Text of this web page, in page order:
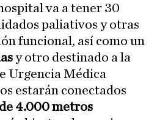
va a tener 30
paliativos y otras
funcional, así como un
y otro destinado a la
Urgencia Médica
estarán conectados
4.000 metros